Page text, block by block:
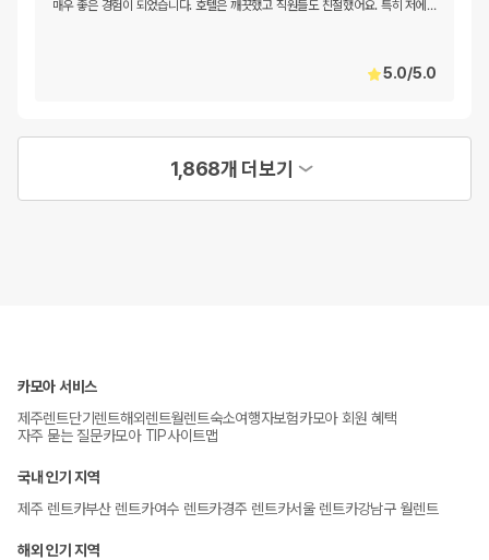
매우 좋은 경험이 되었습니다. 호텔은 깨끗했고 직원들도 친절했어요. 특히 저에 …
5.0/5.0
1,868개 더보기
카모아 서비스
제주렌트단기렌트해외렌트월렌트숙소여행자보험카모아 회원 혜택
자주 묻는 질문카모아 TIP사이트맵
국내 인기 지역
제주 렌트카부산 렌트카여수 렌트카경주 렌트카서울 렌트카강남구 월렌트
해외 인기 지역